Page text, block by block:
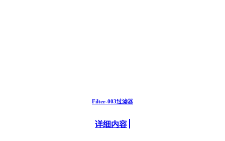
Filter-003过滤器
详细内容